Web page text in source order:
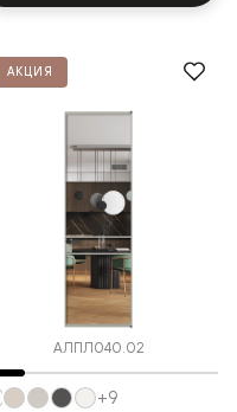
АКЦИЯ
АЛПЛ040.02
+9